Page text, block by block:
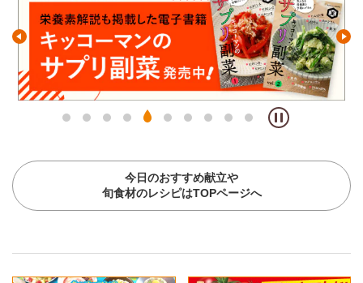
今日のおすすめ献立や
旬食材のレシピはTOPページへ